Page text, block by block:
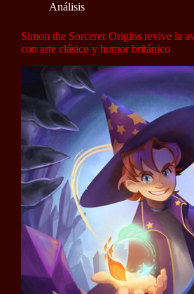
Análisis
Simon the Sorcerer Origins revive la
con arte clásico y humor británico